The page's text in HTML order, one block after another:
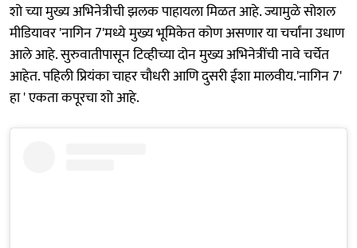
शो च्या मुख्य अभिनेत्रीची झलक पाहायला मिळत आहे. ज्यामुळे सोशल
मीडियावर 'नागिन 7'मध्ये मुख्य भूमिकेत कोण असणार या चर्चांना उधाण
आले आहे. सुरुवातीपासून टिव्हीच्या दोन मुख्य अभिनेत्रींची नावे चर्चेत
आहेत. पहिली प्रियंका चाहर चौधरी आणि दुसरी ईशा मालवीय.'नागिन 7'
हा ' एकता कपूरचा शो आहे.